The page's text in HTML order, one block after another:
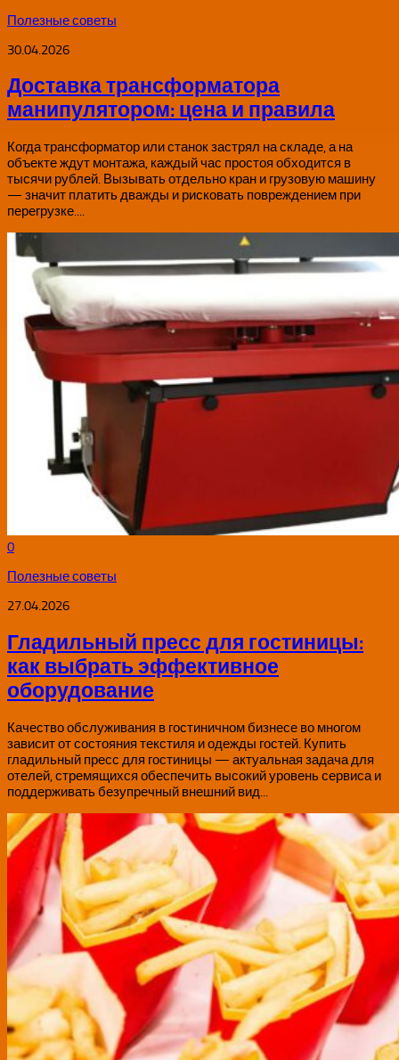
Полезные советы
30.04.2026
Доставка трансформатора
манипулятором: цена и правила
Когда трансформатор или станок застрял на складе, а на
объекте ждут монтажа, каждый час простоя обходится в
тысячи рублей. Вызывать отдельно кран и грузовую машину
— значит платить дважды и рисковать повреждением при
перегрузке....
0
Полезные советы
27.04.2026
Гладильный пресс для гостиницы:
как выбрать эффективное
оборудование
Качество обслуживания в гостиничном бизнесе во многом
зависит от состояния текстиля и одежды гостей. Купить
гладильный пресс для гостиницы — актуальная задача для
отелей, стремящихся обеспечить высокий уровень сервиса и
поддерживать безупречный внешний вид...